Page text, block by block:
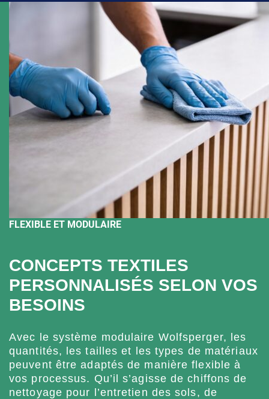
FLEXIBLE ET MODULAIRE
CONCEPTS TEXTILES
PERSONNALISÉS SELON VOS
BESOINS
Avec le système modulaire Wolfsperger, les
quantités, les tailles et les types de matériaux
peuvent être adaptés de manière flexible à
vos processus. Qu’il s’agisse de chiffons de
nettoyage pour l’entretien des sols, de